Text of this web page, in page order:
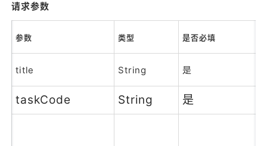
请求参数
参数 类型 是否必填
title String 是
taskCode String 是